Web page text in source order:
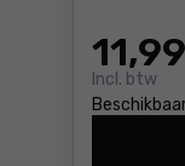
11
Incl. btw